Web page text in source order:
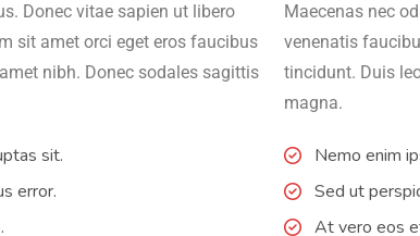
Donec vitae sapien ut libero
sit amet orci eget eros faucibus
nibh. Donec sodales sagittis
sit.
error.
Maecenas nec
venenatis
tincidunt. Duis
magna.
Nemo enim
Sed ut
At vero eos